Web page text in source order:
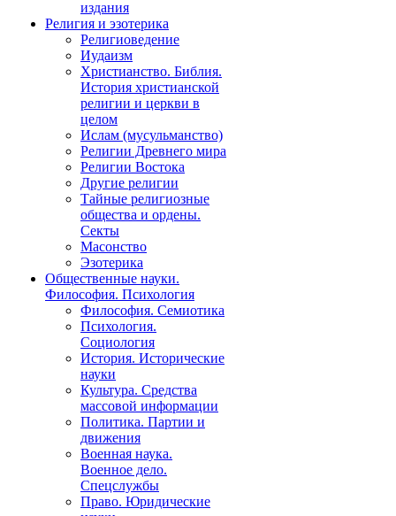
издания
Религия и эзотерика
Религиоведение
Иудаизм
Христианство. Библия.
История христианской
религии и церкви в
целом
Ислам (мусульманство)
Религии Древнего мира
Религии Востока
Другие религии
Тайные религиозные
общества и ордены.
Секты
Масонство
Эзотерика
Общественные науки.
Философия. Психология
Философия. Семиотика
Психология.
Социология
История. Исторические
науки
Культура. Средства
массовой информации
Политика. Партии и
движения
Военная наука.
Военное дело.
Спецслужбы
Право. Юридические